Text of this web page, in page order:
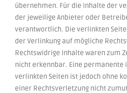
übernehmen. Für die Inhalte der
der jeweilige Anbieter oder
verantwortlich. Die verlinkten
der Verlinkung auf mögliche
Rechtswidrige Inhalte waren zum
nicht erkennbar. Eine
verlinkten Seiten ist jedoch ohne
einer Rechtsverletzung nicht